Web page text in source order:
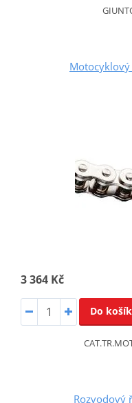
3 364 Kč
Do
Rozvodový